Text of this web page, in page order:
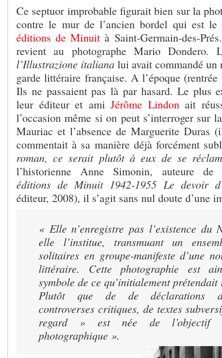
Ce septuor improbable figurait bien sur la
contre le mur de l’ancien bordel qui est le
éditions de Minuit à Saint-Germain-des-
revient au photographe Mario Dondero.
l’Illustrazione italiana lui avait commandé un
garde littéraire française. A l’époque
Ils ne passaient pas là par hasard. Le plus
leur éditeur et amiJérôme Lindonait
l’occasion même si on peut s’interroger sur
Mauriac et l’absence de Marguerite Duras
commentait à sa manière déjà forcément
roman, ce serait plutôt à eux de se
l’historienne Anne Simonin, auteure de
éditions de Minuit 1942-1955 Le devoir
éditeur, 2008), il s’agit sans nul doute d’une
« Elle n’enregistre pas l’existence du
elle l’institue, transmuant un
solitaires en groupe-manifeste d’une
littéraire. Cette photographie est
symbole de ce qu’initialement
Plutôt que de de déclarations
controverses critiques, de textes
regard » est née de l’objectif
photographique ».